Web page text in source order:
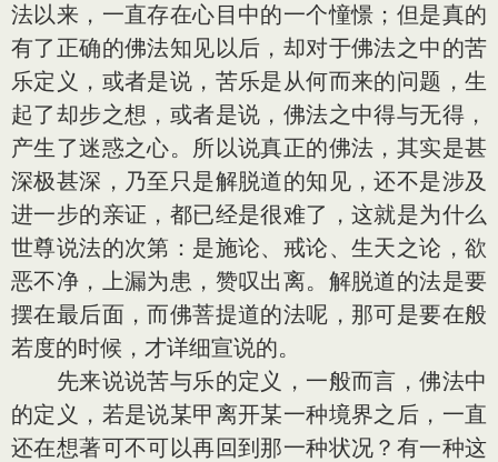
法以来，一直存在心目中的一个憧憬；但是真的
有了正确的佛法知见以后，却对于佛法之中的苦
乐定义，或者是说，苦乐是从何而来的问题，生
起了却步之想，或者是说，佛法之中得与无得，
产生了迷惑之心。所以说真正的佛法，其实是甚
深极甚深，乃至只是解脱道的知见，还不是涉及
进一步的亲证，都已经是很难了，这就是为什么
世尊说法的次第：是施论、戒论、生天之论，欲
恶不净，上漏为患，赞叹出离。解脱道的法是要
摆在最后面，而佛菩提道的法呢，那可是要在般
若度的时候，才详细宣说的。
先来说说苦与乐的定义，一般而言，佛法中
的定义，若是说某甲离开某一种境界之后，一直
还在想著可不可以再回到那一种状况？有一种这